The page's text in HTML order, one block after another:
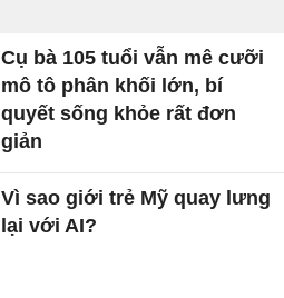
Cụ bà 105 tuổi vẫn mê cưỡi
mô tô phân khối lớn, bí
quyết sống khỏe rất đơn
giản
Vì sao giới trẻ Mỹ quay lưng
lại với AI?